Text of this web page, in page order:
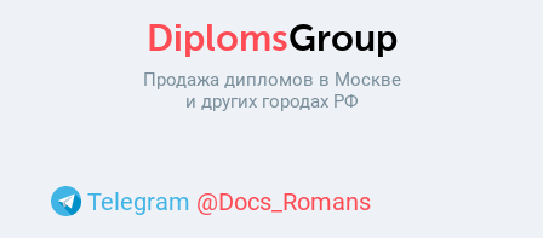
DiplomsGroup
Продажа дипломов в Москве
и других городах РФ
Telegram @Docs_Romans